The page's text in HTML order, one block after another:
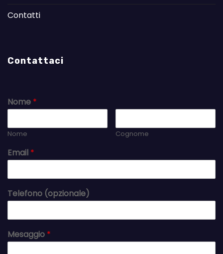
Contatti
Contattaci
Nome *
Nome Cognome
Email *
Telefono (opzionale)
Mesaggio *